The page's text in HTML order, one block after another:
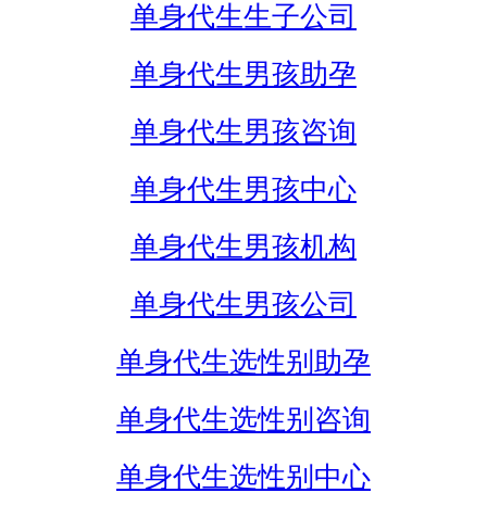
单身代生生子公司
单身代生男孩助孕
单身代生男孩咨询
单身代生男孩中心
单身代生男孩机构
单身代生男孩公司
单身代生选性别助孕
单身代生选性别咨询
单身代生选性别中心